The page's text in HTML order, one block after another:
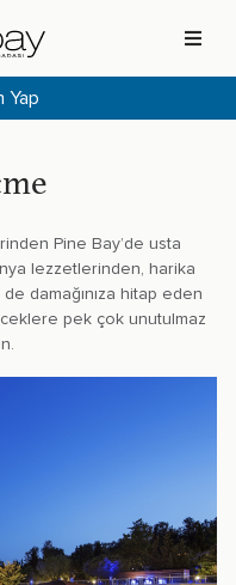
Yap
Pine Bay’de usta
lezzetlerinden, harika
damağınıza hitap eden
pek çok unutulmaz